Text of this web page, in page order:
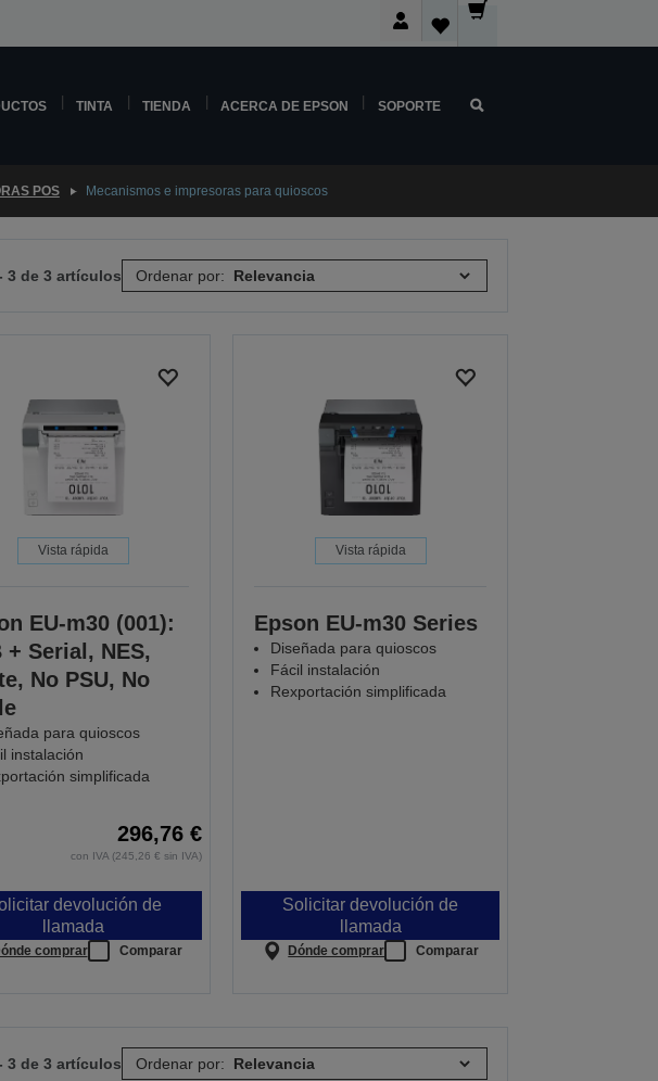
TINTA TIENDA ACERCA DE EPSON SOPORTE
POS Mecanismos e impresoras para quioscos
3 de 3 artículos Ordenar por:
Vista rápida
EU-m30 (001):
+ Serial, NES,
No PSU, No
para quioscos
instalación
simplificada
296,76 €
con IVA (245,26 € sin IVA)
devolución de
llamada
comprar Comparar
Vista rápida
Epson EU-m30 Series
Diseñada para quioscos
Fácil instalación
Rexportación simplificada
Solicitar devolución de
llamada
Dónde comprar Comparar
3 de 3 artículos Ordenar por: